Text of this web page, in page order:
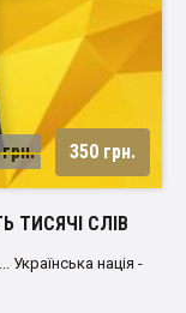
350 грн.
ТИСЯЧІ СЛІВ
Українська нація -